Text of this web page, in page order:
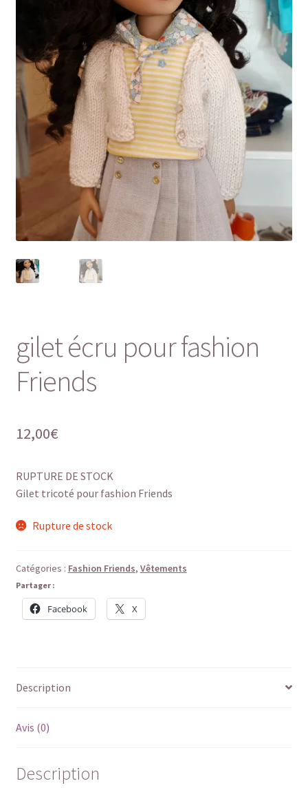
Politique de confidentialité
Politique de cookies (UE)
Validation de la commande
gilet écru pour fashion
Friends
12,00€
RUPTURE DE STOCK
Gilet tricoté pour fashion Friends
Rupture de stock
Catégories : Fashion Friends, Vêtements
Partager :
Facebook X
Description
Avis (0)
Description